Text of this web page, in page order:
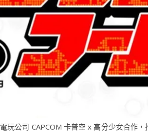
玩公司 CAPCOM 卡普空 x 高分少女合作